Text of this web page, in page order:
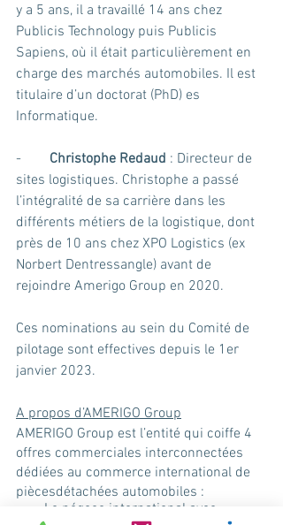
y a 5 ans, il a travaillé 14 ans chez
Publicis Technology puis Publicis
Sapiens, où il était particulièrement en
charge des marchés automobiles. Il est
titulaire d’un doctorat (PhD) es
Informatique.
- Christophe Redaud : Directeur de
sites logistiques. Christophe a passé
l’intégralité de sa carrière dans les
différents métiers de la logistique, dont
près de 10 ans chez XPO Logistics (ex
Norbert Dentressangle) avant de
rejoindre Amerigo Group en 2020.
Ces nominations au sein du Comité de
pilotage sont effectives depuis le 1er
janvier 2023.
A propos d’AMERIGO Group
AMERIGO Group est l’entité qui coiffe 4
offres commerciales interconnectées
dédiées au commerce international de
piècesdétachées automobiles :
·       Le négoce international avec